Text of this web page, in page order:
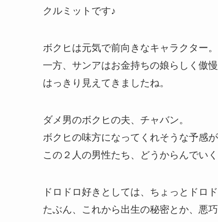
クルミットです♪
ボクヒは元気で前向きなキャラクター。
一方、サンアはお金持ちの娘らしく傲
はっきり見えてきましたね。
ダメ男のボクヒの夫、チャバン。
ボクヒの味方になってくれそうな予感
この２人の男性たち、どうからんでい
ドロドロ好きとしては、ちょっとドロ
たぶん、これから出生の秘密とか、悪